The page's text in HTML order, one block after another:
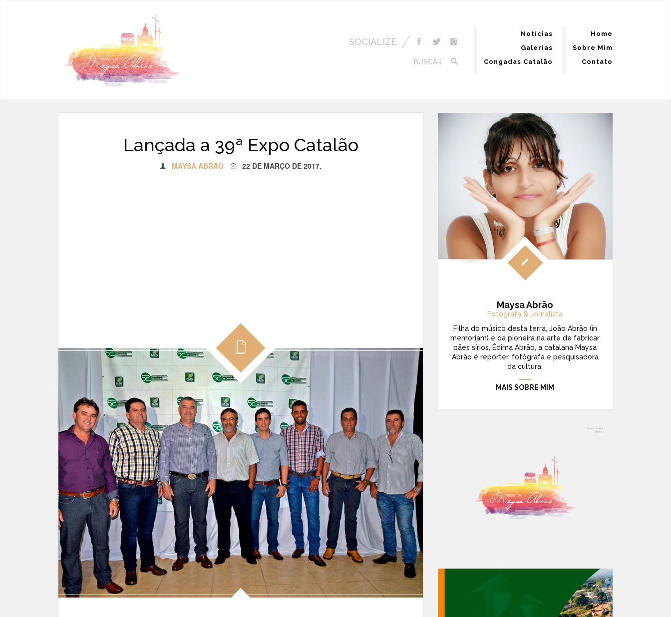
SOCIALIZE
BUSCAR
Notícias
Galerias
Congadas Catalão
Home
Sobre Mim
Contato
Lançada a 39ª Expo Catalão
MAYSA ABRÃO 22 DE MARÇO DE 2017.
Maysa Abrão
Fotógrafa & Jornalista
Filha do músico desta terra, João Abrão (in
memoriam) e da pioneira na arte de fabricar
pães sírios, Édima Abrão, a catalana Maysa
Abrão é repórter, fotógrafa e pesquisadora
da cultura.
MAIS SOBRE MIM